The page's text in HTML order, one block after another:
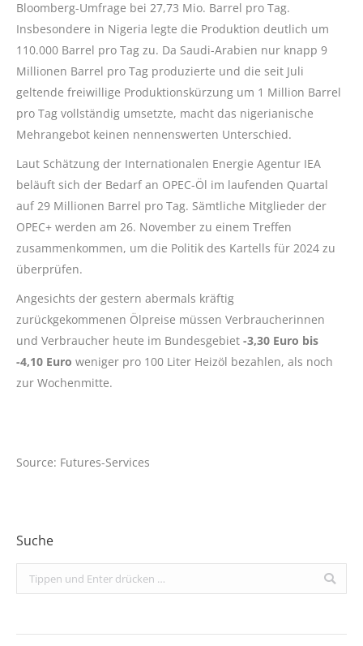
Bloomberg-Umfrage bei 27,73 Mio. Barrel pro Tag.
Insbesondere in Nigeria legte die Produktion deutlich um
110.000 Barrel pro Tag zu. Da Saudi-Arabien nur knapp 9
Millionen Barrel pro Tag produzierte und die seit Juli
geltende freiwillige Produktionskürzung um 1 Million Barrel
pro Tag vollständig umsetzte, macht das nigerianische
Mehrangebot keinen nennenswerten Unterschied.
Laut Schätzung der Internationalen Energie Agentur IEA
beläuft sich der Bedarf an OPEC-Öl im laufenden Quartal
auf 29 Millionen Barrel pro Tag. Sämtliche Mitglieder der
OPEC+ werden am 26. November zu einem Treffen
zusammenkommen, um die Politik des Kartells für 2024 zu
überprüfen.
Angesichts der gestern abermals kräftig
zurückgekommenen Ölpreise müssen Verbraucherinnen
und Verbraucher heute im Bundesgebiet -3,30 Euro bis
-4,10 Euro weniger pro 100 Liter Heizöl bezahlen, als noch
zur Wochenmitte.
Source: Futures-Services
Suche
Search: